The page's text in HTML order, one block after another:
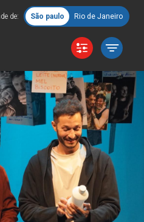
de: São paulo Rio de Janeiro